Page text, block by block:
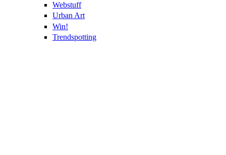
Webstuff
Urban Art
Win!
Trendspotting